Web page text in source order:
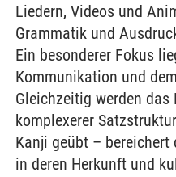
Liedern, Videos und
Grammatik und
Ein besonderer Fokus
Kommunikation und
Gleichzeitig werden das
komplexerer
Kanji geübt –
in deren Herkunft und